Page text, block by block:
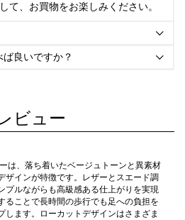
て、お買物をお楽しみください。

良いですか？ 
ビュー
は、落ち着いたベージュトーンと異素材
ザインが特徴です。レザーとスエード調
プルながらも高級感ある仕上がりを実現
ることで長時間の歩行でも足への負担を
します。ローカットデザインはさまざま